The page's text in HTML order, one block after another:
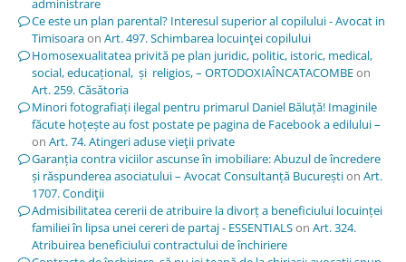
administrare
Ce este un plan parental? Interesul superior al copilului - Avocat in
Timisoaraon Art. 497. Schimbarea locuinţei copilului
Homosexualitatea privită pe plan juridic, politic, istoric, medical,
social, educațional, și religios, – ORTODOXIAÎNCATACOMBEon
Art. 259. Căsătoria
Minori fotografiați ilegal pentru primarul Daniel Băluță! Imaginile
făcute hoțește au fost postate pe pagina de Facebook a edilului –
on Art. 74. Atingeri aduse vieţii private
Garanția contra viciilor ascunse în imobiliare: Abuzul de încredere
și răspunderea asociatului – Avocat Consultanță Bucureștion Art.
1707. Condiţii
Admisibilitatea cererii de atribuire la divorț a beneficiului locuinței
familiei în lipsa unei cereri de partaj - ESSENTIALSon Art. 324.
Atribuirea beneficiului contractului de închiriere